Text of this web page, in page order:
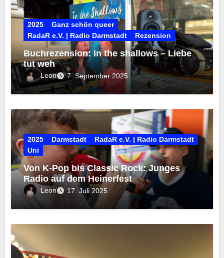
2025
Ganz schön queer
RadaR e.V. | Radio Darmstadt
Rezension
Buchrezension: In the shallows – Liebe
tut weh
Leon 7. September 2025
2025 Darmstadt
RadaR e.V. | Radio Darmstadt
Uni
Von K-Pop bis Classic Rock: Junges
Radio auf dem Heinerfest
Leon 17. Juli 2025